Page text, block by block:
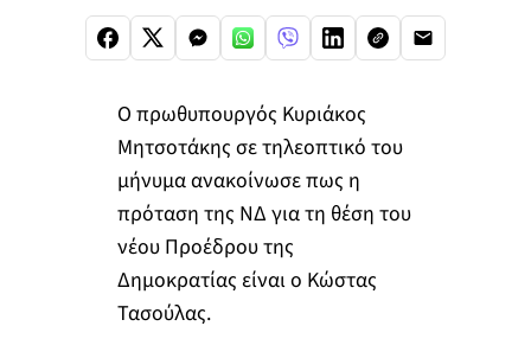
Ο πρωθυπουργός Κυριάκος
Μητσοτάκης σε τηλεοπτικό του
μήνυμα ανακοίνωσε πως η
πρόταση της ΝΔ για τη θέση του
νέου Προέδρου της
Δημοκρατίας είναι ο Κώστας
Τασούλας.